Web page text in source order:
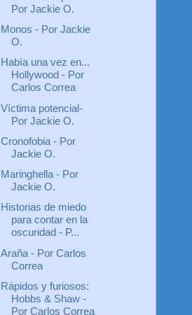
Por Jackie O.
Monos - Por Jackie
O.
Había una vez en...
Hollywood - Por
Carlos Correa
Víctima potencial-
Por Jackie O.
Cronofobia - Por
Jackie O.
Maringhella - Por
Jackie O.
Historias de miedo
para contar en la
oscuridad - P...
Araña - Por Carlos
Correa
Rápidos y furiosos:
Hobbs & Shaw -
Por Carlos Correa